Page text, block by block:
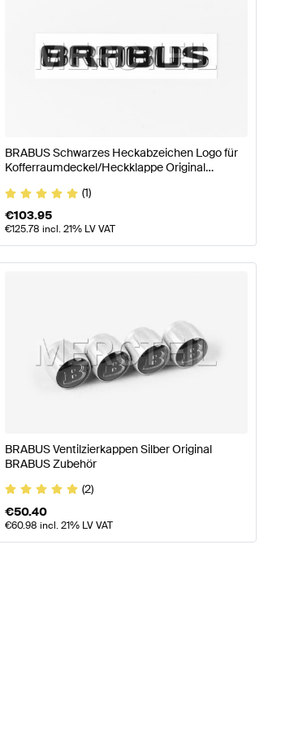
BRABUS Schwarzes Heckabzeichen Logo für
Kofferraumdeckel/Heckklappe Original
(1)
€103.95
€125.78 incl. 21% LV VAT
BRABUS Ventilzierkappen Silber Original
BRABUS Zubehör
(2)
€50.40
€60.98 incl. 21% LV VAT